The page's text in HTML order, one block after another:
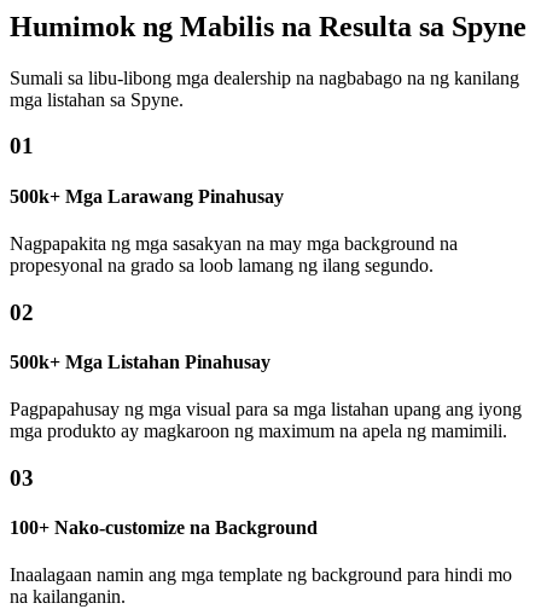
Humimok ng Mabilis na Resulta sa Spyne
Sumali sa libu-libong mga dealership na nagbabago na ng kanilang
mga listahan sa Spyne.
01
500k+ Mga Larawang Pinahusay
Nagpapakita ng mga sasakyan na may mga background na
propesyonal na grado sa loob lamang ng ilang segundo.
02
500k+ Mga Listahan Pinahusay
Pagpapahusay ng mga visual para sa mga listahan upang ang iyong
mga produkto ay magkaroon ng maximum na apela ng mamimili.
03
100+ Nako-customize na Background
Inaalagaan namin ang mga template ng background para hindi mo
na kailanganin.